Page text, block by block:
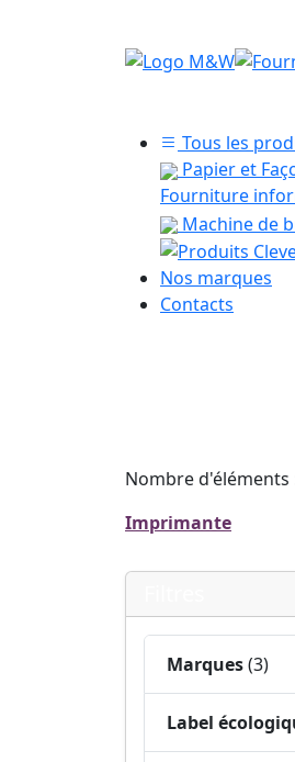
Tous les
Papier et
Fourniture
Machine de
Nos marques
Contacts
Nombre d'éléments
Imprimante
Marques(3)
Label